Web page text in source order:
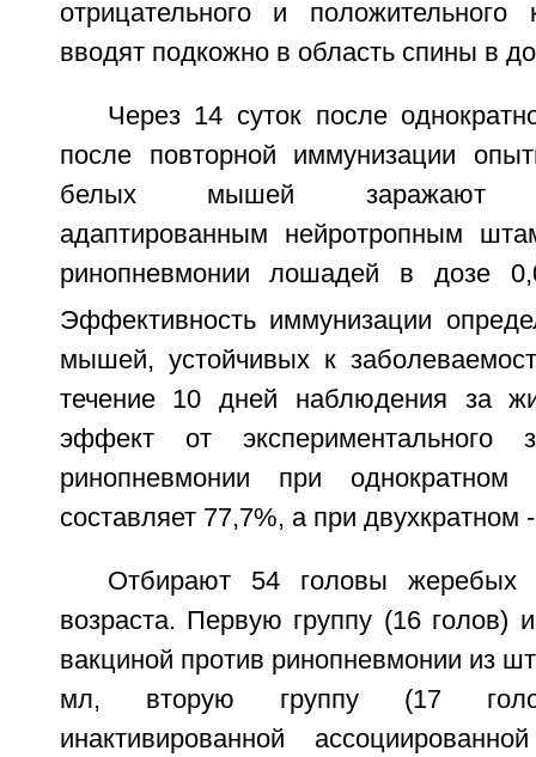
отрицательного и положительного
вводят подкожно в область спины в
Через 14 суток после
после повторной иммунизации
белых мышей заражают
адаптированным нейротропным
ринопневмонии лошадей в дозе
Эффективность иммунизации
мышей, устойчивых к
течение 10 дней наблюдения за
эффект от экспериментального
ринопневмонии при однократном
составляет 77,7%, а при двухкратном
Отбирают 54 головы жеребых
возраста. Первую группу (16 голов)
вакциной против ринопневмонии из
мл, вторую группу (17
инактивированной